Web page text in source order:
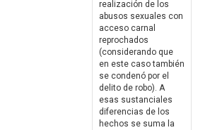
realización de los
abusos sexuales con
acceso carnal
reprochados
(considerando que
en este caso también
se condenó por el
delito de robo). A
esas sustanciales
diferencias de los
hechos se suma la